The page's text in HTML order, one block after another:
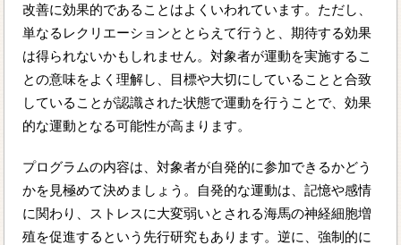
改善に効果的であることはよくいわれています。ただし、
単なるレクリエーションととらえて行うと、期待する効果
は得られないかもしれません。対象者が運動を実施するこ
との意味をよく理解し、目標や大切にしていることと合致
していることが認識された状態で運動を行うことで、効果
的な運動となる可能性が高まります。
プログラムの内容は、対象者が自発的に参加できるかどう
かを見極めて決めましょう。自発的な運動は、記憶や感情
に関わり、ストレスに大変弱いとされる海馬の神経細胞増
殖を促進するという先行研究もあります。逆に、強制的に